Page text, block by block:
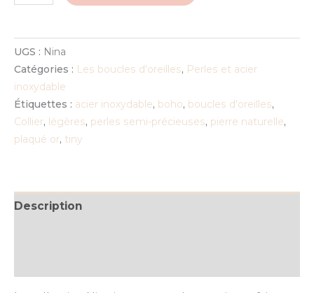
UGS : Nina
Catégories : Les boucles d'oreilles, Perles et acier
inoxydable
Étiquettes : acier inoxydable, boho, boucles d'oreilles,
Collier, légères, perles semi-précieuses, pierre naturelle,
plaqué or, tiny
Description